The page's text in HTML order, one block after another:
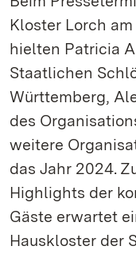
Kloster Lorch
hielten Patricia
Staatlichen
Württemberg,
des
weitere
das Jahr 2024.
Highlights der
Gäste erwartet
Hauskloster der